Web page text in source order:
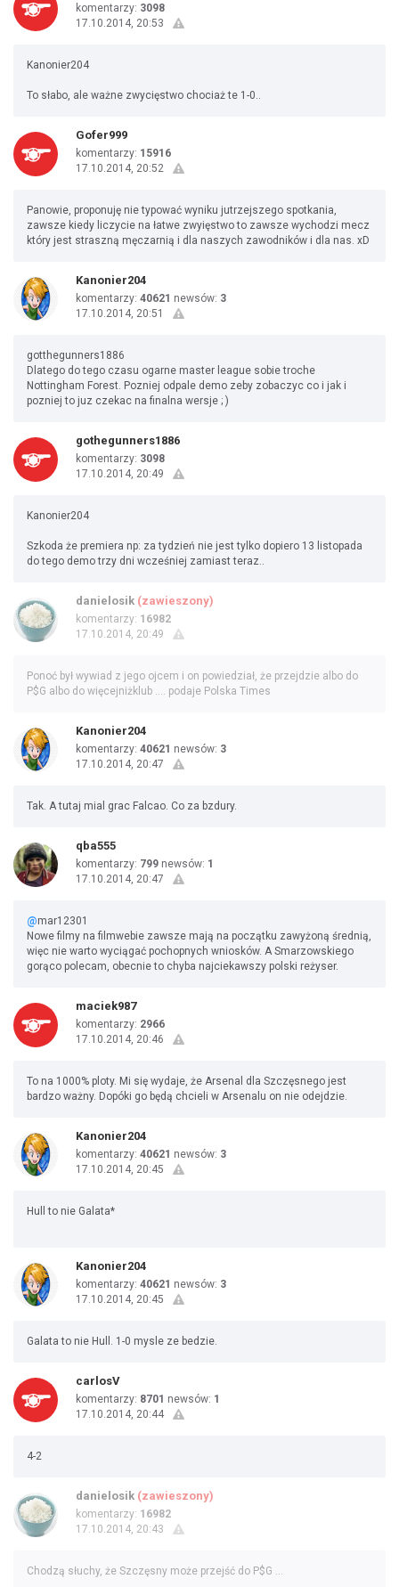
komentarzy: 3098
17.10.2014, 20:53
Kanonier204
To słabo, ale ważne zwycięstwo chociaż te 1-0..
Gofer999
komentarzy: 15916
17.10.2014, 20:52
Panowie, proponuję nie typować wyniku jutrzejszego spotkania,
zawsze kiedy liczycie na łatwe zwyięstwo to zawsze wychodzi mecz
który jest straszną męczarnią i dla naszych zawodników i dla nas. xD
Kanonier204
komentarzy: 40621 newsów: 3
17.10.2014, 20:51
gotthegunners1886
Dlatego do tego czasu ogarne master league sobie troche
Nottingham Forest. Pozniej odpale demo zeby zobaczyc co i jak i
pozniej to juz czekac na finalna wersje ; )
gothegunners1886
komentarzy: 3098
17.10.2014, 20:49
Kanonier204
Szkoda że premiera np: za tydzień nie jest tylko dopiero 13 listopada
do tego demo trzy dni wcześniej zamiast teraz..
danielosik (zawieszony)
komentarzy: 16982
17.10.2014, 20:49
Ponoć był wywiad z jego ojcem i on powiedział, że przejdzie albo do
P$G albo do więcejniżklub .... podaje Polska Times
Kanonier204
komentarzy: 40621 newsów: 3
17.10.2014, 20:47
Tak. A tutaj mial grac Falcao. Co za bzdury.
qba555
komentarzy: 799 newsów: 1
17.10.2014, 20:47
@mar12301
Nowe filmy na filmwebie zawsze mają na początku zawyżoną średnią,
więc nie warto wyciągać pochopnych wniosków. A Smarzowskiego
gorąco polecam, obecnie to chyba najciekawszy polski reżyser.
maciek987
komentarzy: 2966
17.10.2014, 20:46
To na 1000% ploty. Mi się wydaje, że Arsenal dla Szczęsnego jest
bardzo ważny. Dopóki go będą chcieli w Arsenalu on nie odejdzie.
Kanonier204
komentarzy: 40621 newsów: 3
17.10.2014, 20:45
Hull to nie Galata*
Kanonier204
komentarzy: 40621 newsów: 3
17.10.2014, 20:45
Galata to nie Hull. 1-0 mysle ze bedzie.
carlosV
komentarzy: 8701 newsów: 1
17.10.2014, 20:44
4-2
danielosik (zawieszony)
komentarzy: 16982
17.10.2014, 20:43
Chodzą słuchy, że Szczęsny może przejść do P$G ...